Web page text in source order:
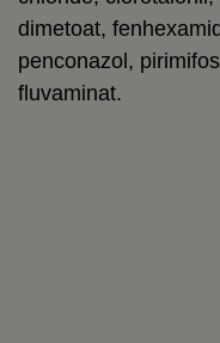
dimetoat,
penconazol,
fluvaminat.